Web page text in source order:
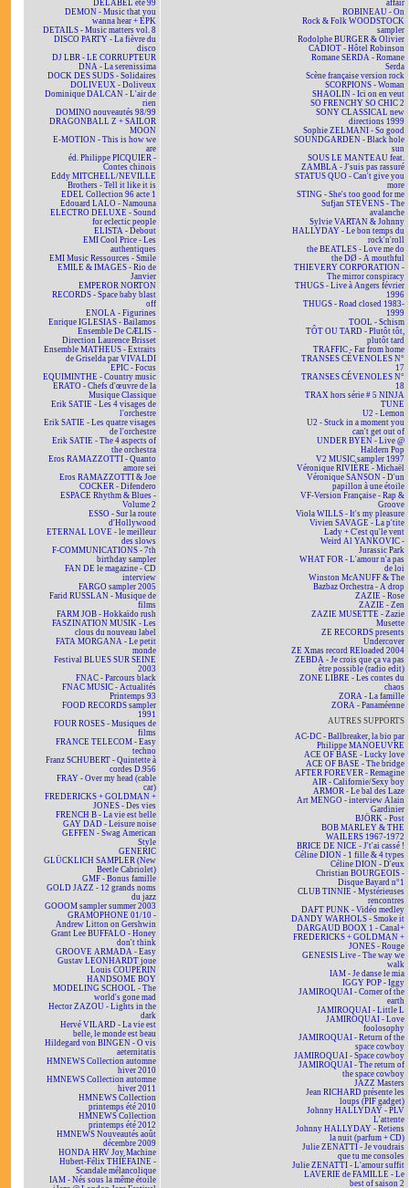
DELABEL été 99
DEMON - Music that you
wanna hear + EPK
DETAILS - Music matters vol. 8
DISCO PARTY - La fièvre du
disco
DJ LBR - LE CORRUPTEUR
DNA - La serenissima
DOCK DES SUDS - Solidaires
DOLIVEUX - Doliveux
Dominique DALCAN - L'air de
rien
DOMINO nouveautés 98/99
DRAGONBALL Z + SAILOR
MOON
E-MOTION - This is how we
are
éd. Philippe PICQUIER -
Contes chinois
Eddy MITCHELL/NEVILLE
Brothers - Tell it like it is
EDEL Collection 96 acte 1
Edouard LALO - Namouna
ELECTRO DELUXE - Sound
for eclectic people
ELISTA - Debout
EMI Cool Price - Les
authentiques
EMI Music Ressources - Smile
EMILE & IMAGES - Rio de
Janvier
EMPEROR NORTON
RECORDS - Space baby blast
off
ENOLA - Figurines
Enrique IGLESIAS - Bailamos
Ensemble De CÆLIS -
Direction Laurence Brisset
Ensemble MATHEUS - Extraits
de Griselda par VIVALDI
EPIC - Focus
EQUIMINTHE - Country music
ERATO - Chefs d'œuvre de la
Musique Classique
Erik SATIE - Les 4 visages de
l'orchestre
Erik SATIE - Les quatre visages
de l'orchestre
Erik SATIE - The 4 aspects of
the orchestra
Eros RAMAZZOTTI - Quanto
amore sei
Eros RAMAZZOTTI & Joe
COCKER - Difendero
ESPACE Rhythm & Blues -
Volume 2
ESSO - Sur la route
d'Hollywood
ETERNAL LOVE - le meilleur
des slows
F-COMMUNICATIONS - 7th
birthday sampler
FAN DE le magazine - CD
interview
FARGO sampler 2005
Farid RUSSLAN - Musique de
films
FARM JOB - Hokkaïdo rush
FASZINATION MUSIK - Les
clous du nouveau label
FATA MORGANA - Le petit
monde
Festival BLUES SUR SEINE
2003
FNAC - Parcours black
FNAC MUSIC - Actualités
Printemps 93
FOOD RECORDS sampler
1991
FOUR ROSES - Musiques de
films
FRANCE TELECOM - Easy
techno
Franz SCHUBERT - Quintette à
cordes D.956
FRAY - Over my head (cable
car)
FREDERICKS + GOLDMAN +
JONES - Des vies
FRENCH B - La vie est belle
GAY DAD - Leisure noise
GEFFEN - Swag American
Style
GENERIC
GLÜCKLICH SAMPLER (New
Beetle Cabriolet)
GMF - Bonus famille
GOLD JAZZ - 12 grands noms
du jazz
GOOOM sampler summer 2003
GRAMOPHONE 01/10 -
Andrew Litton on Gershwin
Grant Lee BUFFALO - Honey
don't think
GROOVE ARMADA - Easy
Gustav LEONHARDT joue
Louis COUPERIN
HANDSOME BOY
MODELING SCHOOL - The
world's gone mad
Hector ZAZOU - Lights in the
dark
Hervé VILARD - La vie est
belle, le monde est beau
Hildegard von BINGEN - O vis
aeternitatis
HMNEWS Collection automne
hiver 2010
HMNEWS Collection automne
hiver 2011
HMNEWS Collection
printemps été 2010
HMNEWS Collection
printemps été 2012
HMNEWS Nouveautés août
décembre 2009
HONDA HRV Joy Machine
Hubert-Félix THIÉFAINE -
Scandale mélancolique
IAM - Nés sous la même étoile
affair
ROBINEAU - On
Rock & Folk WOODSTOCK
sampler
Rodolphe BURGER & Olivier
CADIOT - Hôtel Robinson
Romane SERDA - Romane
Serda
Scène française version rock
SCORPIONS - Woman
SHAOLIN - Ici on en veut
SO FRENCHY SO CHIC 2
SONY CLASSICAL new
directions 1999
Sophie ZELMANI - So good
SOUNDGARDEN - Black hole
sun
SOUS LE MANTEAU feat.
ZAMBLA - J'suis pas rassuré
STATUS QUO - Can't give you
more
STING - She's too good for me
Sufjan STEVENS - The
avalanche
Sylvie VARTAN & Johnny
HALLYDAY - Le bon temps du
rock'n'roll
the BEATLES - Love me do
the DØ - A mouthful
THIEVERY CORPORATION -
The mirror conspiracy
THUGS - Live à Angers février
1996
THUGS - Road closed 1983-
1999
TOOL - Schism
TÔT OU TARD - Plutôt tôt,
plutôt tard
TRAFFIC - Far from home
TRANSES CÉVENOLES N°
17
TRANSES CÉVENOLES N°
18
TRAX hors série # 5 NINJA
TUNE
U2 - Lemon
U2 - Stuck in a moment you
can't get out of
UNDER BYEN - Live @
Haldern Pop
V2 MUSIC sampler 1997
Véronique RIVIÈRE - Michaël
Véronique SANSON - D'un
papillon à une étoile
VF-Version Française - Rap &
Groove
Viola WILLS - It's my pleasure
Vivien SAVAGE - La p'tite
Lady + C'est qu'le vent
Weird Al YANKOVIC -
Jurassic Park
WHAT FOR - L'amour n'a pas
de loi
Winston McANUFF & The
Bazbaz Orchestra - A drop
ZAZIE - Rose
ZAZIE - Zen
ZAZIE MUSETTE - Zazie
Musette
ZE RECORDS presents
Undercover
ZE Xmas record REloaded 2004
ZEBDA - Je crois que ça va pas
être possible (radio edit)
ZONE LIBRE - Les contes du
chaos
ZORA - La famille
ZORA - Panaméenne
AUTRES SUPPORTS
AC-DC - Ballbreaker, la bio par
Philippe MANOEUVRE
ACE OF BASE - Lucky love
ACE OF BASE - The bridge
AFTER FOREVER - Remagine
AIR - Californie/Sexy boy
ARMOR - Le bal des Laze
Art MENGO - interview Alain
Gardinier
BJÖRK - Post
BOB MARLEY & THE
WAILERS 1967-1972
BRICE DE NICE - J't'ai cassé !
Céline DION - 1 fille & 4 types
Céline DION - D'eux
Christian BOURGEOIS -
Disque Bayard n°1
CLUB TINNIE - Mystérieuses
rencontres
DAFT PUNK - Vidéo medley
DANDY WARHOLS - Smoke it
DARGAUD BOOX 1 - Canal+
FREDERICKS + GOLDMAN +
JONES - Rouge
GENESIS Live - The way we
walk
IAM - Je danse le mia
IGGY POP - Iggy
JAMIROQUAI - Corner of the
earth
JAMIROQUAI - Little L
JAMIROQUAI - Love
foolosophy
JAMIROQUAI - Return of the
space cowboy
JAMIROQUAI - Space cowboy
JAMIROQUAI - The return of
the space cowboy
JAZZ Masters
Jean RICHARD présente les
loups (PIF gadget)
Johnny HALLYDAY - PLV
L'attente
Johnny HALLYDAY - Retiens
la nuit (parfum + CD)
Julie ZENATTI - Je voudrais
que tu me consoles
Julie ZENATTI - L'amour suffit
LAVERIE de FAMILLE - Le
best of saison 2